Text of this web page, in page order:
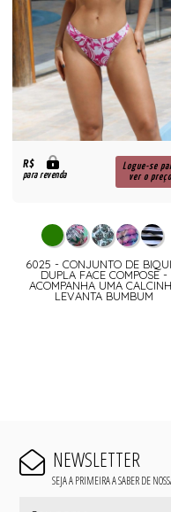
R$
para revenda
Logue-se
ver o preço
6025 - CONJUNTO DE
DUPLA FACE COMPOSE -
ACOMPANHA UMA
LEVANTA BUMBUM
NEWSLETTER
SEJA A PRIMEIRA A SABER DE